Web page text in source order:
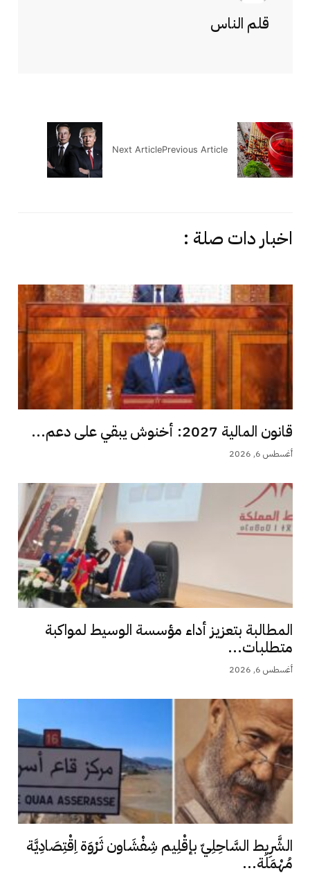
قلم الناس
Previous Article
Next Article
اخبار دات صلة :
قانون المالية 2027: أخنوش يبقي على دعم...
أغسطس 6, 2026
المطالبة بتعزيز أداء مؤسسة الوسيط لمواكبة
متطلبات...
أغسطس 6, 2026
الشَّرِيط السَّاحِلِيّ بإقْلِيم شِفْشَاون ثَرْوَة اِقْتِصَادِيَّة
مُهْمَلَة...